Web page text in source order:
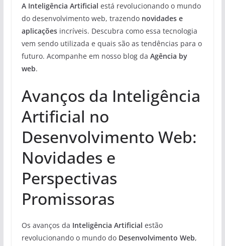
A Inteligência Artificial está revolucionando o mundo
do desenvolvimento web, trazendo novidades e
aplicaçõesincríveis. Descubra como essa tecnologia
vem sendo utilizada e quais são as tendências para o
futuro. Acompanhe em nosso blog da Agência by
web.
Avanços da Inteligência
Artificial no
Desenvolvimento Web:
Novidades e
Perspectivas
Promissoras
Os avanços da Inteligência Artificial estão
revolucionando o mundo do Desenvolvimento Web,